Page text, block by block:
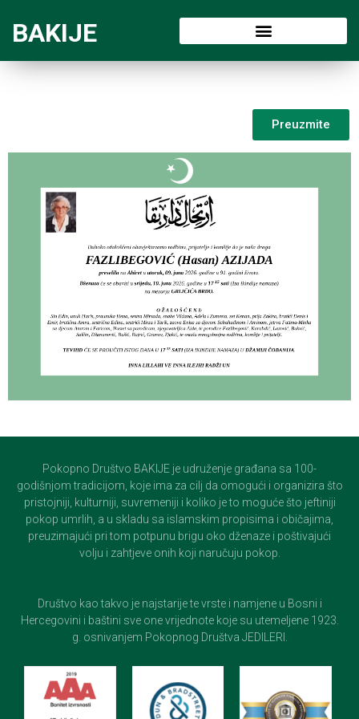
BAKIJE
Preuzmite
Pokopno Društvo BAKIJE je udruženje građana sa 100-
godišnjom tradicijom, koje ima za cilj da omogući i organizira što
pristojniji, kulturniji, suvremeniji i koliko je to moguće što jeftiniji
pokop umrlih, a u skladu sa islamskim propisima i običajima,
preuzimajući pri tom potpunu brigu oko dženaze i poštivajući
volju i zahtjeve onih koji naručuju pokop.
Društvo kao takvo je najstarije te vrste i namjene u Bosni i
Hercegovini i baštini sve one vrijednote koje su utemeljene 1923.
g. osnivanjem Pokopnog Društva JEDILERI.